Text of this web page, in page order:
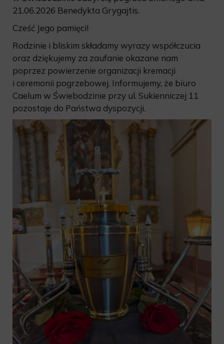
21.06.2026 Benedykta Grygajtis.
Cześć Jego pamięci!
Rodzinie i bliskim składamy wyrazy współczucia
oraz dziękujemy za zaufanie okazane nam
poprzez powierzenie organizacji kremacji
i ceremonii pogrzebowej. Informujemy, że biuro
Caelum w Świebodzinie przy ul. Sukienniczej 11
pozostaje do Państwa dyspozycji.